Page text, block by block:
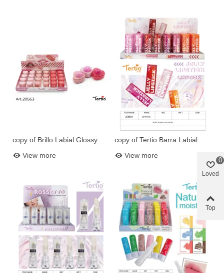
copy of Brillo Labial Glossy
View more
copy of Tertio Barra Labial
View more
Loved
0
Top